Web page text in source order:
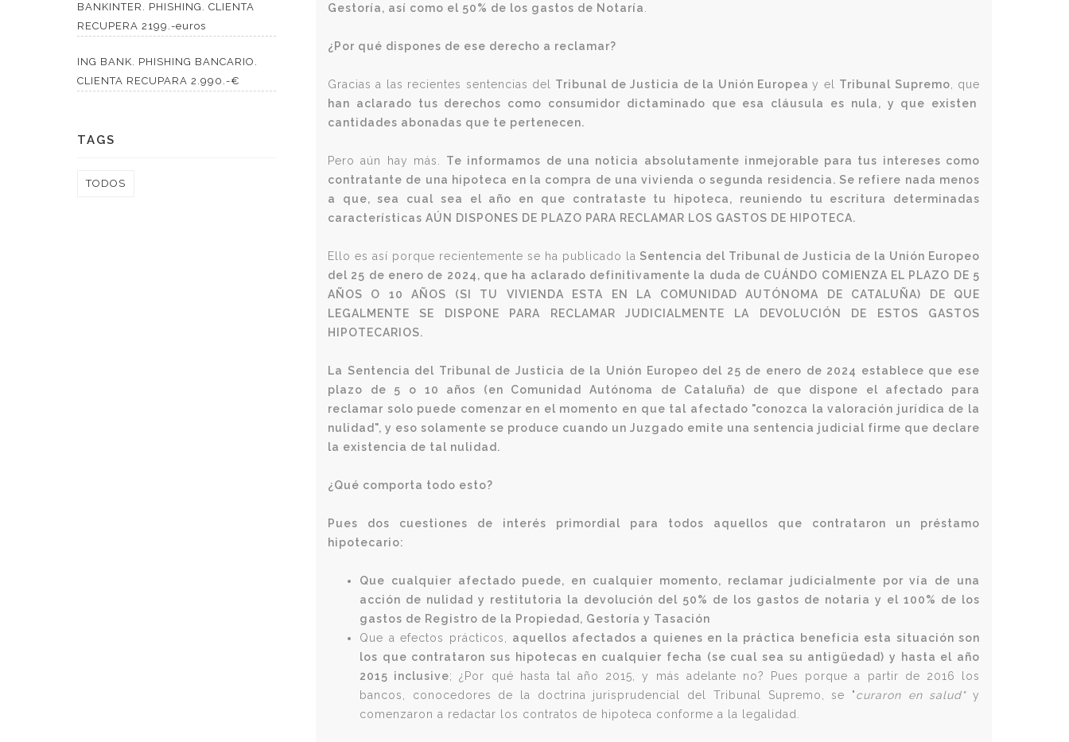
BANKINTER. PHISHING. CLIENTA
RECUPERA 2199.-euros
ING BANK. PHISHING BANCARIO.
CLIENTA RECUPARA 2.990.-€
TAGS
TODOS
Gestoría, así como el 50% de los gastos de Notaría
¿Por qué dispones de ese derecho a reclamar?
Gracias a las recientes sentencias del Tribunal de Justicia de la Unión Europeay el Tribunal Supremo , que
han aclarado tus derechos como consumidor dictaminado que esa cláusula es nula, y que existen
cantidades abonadas que te pertenecen.
Pero aún hay más. Te informamos de una noticia absolutamente inmejorable para tus intereses como
contratante de una hipoteca en la compra de una vivienda o segunda residencia. Se refiere nada menos
a que, sea cual sea el año en que contrataste tu hipoteca, reuniendo tu escritura determinadas
características AÚN DISPONES DE PLAZO PARA RECLAMAR LOS GASTOS DE HIPOTECA.
Ello es así porque recientemente se ha publicado la Sentencia del Tribunal de Justicia de la Unión Europeo
del 25 de enero de 2024, que ha aclarado definitivamente la duda de CUÁNDO COMIENZA EL PLAZO DE 5
AÑOS O 10 AÑOS (SI TU VIVIENDA ESTA EN LA COMUNIDAD AUTÓNOMA DE CATALUÑA) DE QUE
LEGALMENTE SE DISPONE PARA RECLAMAR JUDICIALMENTE LA DEVOLUCIÓN DE ESTOS GASTOS
HIPOTECARIOS.
La Sentencia del Tribunal de Justicia de la Unión Europeo del 25 de enero de 2024 establece que ese
plazo de 5 o 10 años (en Comunidad Autónoma de Cataluña) de que dispone el afectado para
reclamar solo puede comenzar en el momento en que tal afectado "conozca la valoración jurídica de la
nulidad", y eso solamente se produce cuando un Juzgado emite una sentencia judicial firme que declare
la existencia de tal nulidad.
¿Qué comporta todo esto?
Pues dos cuestiones de interés primordial para todos aquellos que contrataron un préstamo
hipotecario:
Que cualquier afectado puede, en cualquier momento, reclamar judicialmente por vía de una
acción de nulidad y restitutoria la devolución del 50% de los gastos de notaria y el 100% de los
gastos de Registro de la Propiedad, Gestoría y Tasación
Que a efectos prácticos, aquellos afectados a quienes en la práctica beneficia esta situación son
los que contrataron sus hipotecas en cualquier fecha (se cual sea su antigüedad) y hasta el año
2015 inclusive; ¿Por qué hasta tal año 2015, y más adelante no? Pues porque a partir de 2016 los
bancos, conocedores de la doctrina jurisprudencial del Tribunal Supremo, se "curaron en salud"y
comenzaron a redactar los contratos de hipoteca conforme a la legalidad.